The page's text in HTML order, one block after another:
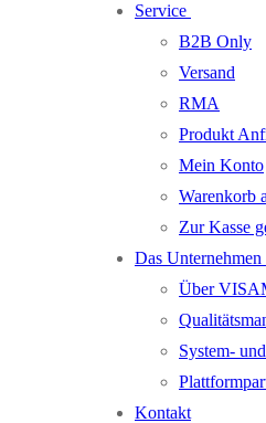
Service
B2B Only
Versand
RMA
Produkt
Mein Konto
Warenkorb
Zur Kasse
Das Unternehmen
Über
System-
Kontakt